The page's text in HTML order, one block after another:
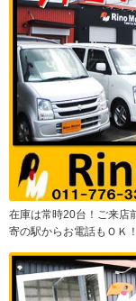
在庫は常時20台！ご来店
寄の駅からお電話もＯ